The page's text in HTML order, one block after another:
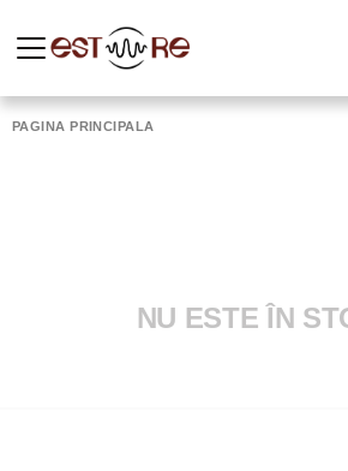
PAGINA PRINCIPALĂ
NU ESTE ÎN